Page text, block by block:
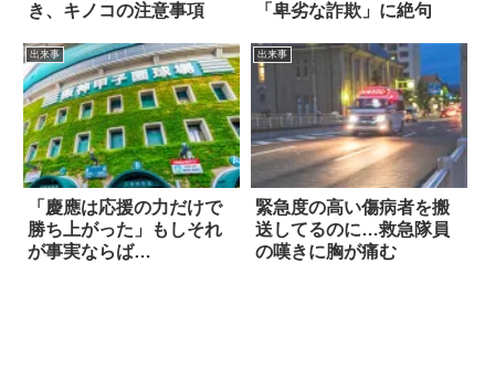
き、キノコの注意事項
「卑劣な詐欺」に絶句
出来事
「慶應は応援の力だけで
勝ち上がった」もしそれ
が事実ならば…
出来事
緊急度の高い傷病者を搬
送してるのに…救急隊員
の嘆きに胸が痛む